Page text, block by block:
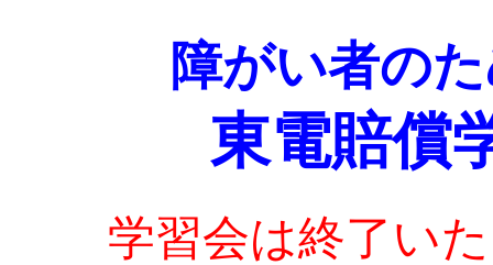
障がい者の
東電賠償
学習会は終了い